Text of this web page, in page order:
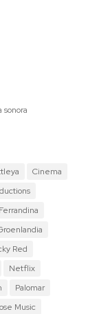
sonora
Cinema
Red
Netflix
Palomar
Music